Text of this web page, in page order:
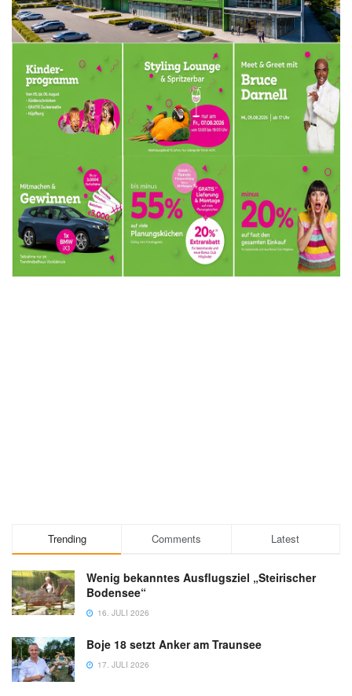
Trending Comments Latest
Wenig bekanntes Ausflugsziel „Steirischer
Bodensee“
16. JULI 2026
Boje 18 setzt Anker am Traunsee
17. JULI 2026